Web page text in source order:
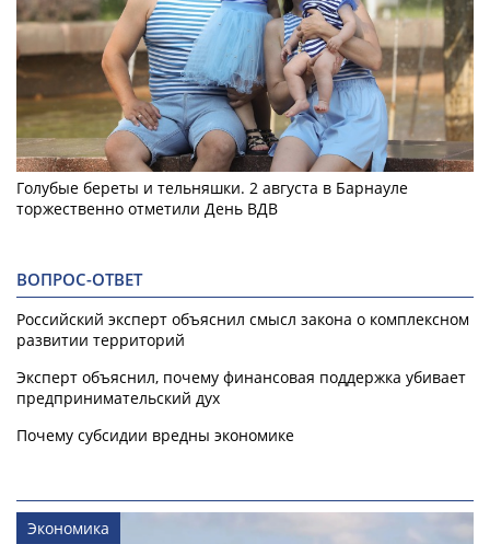
Голубые береты и тельняшки. 2 августа в Барнауле
торжественно отметили День ВДВ
ВОПРОС-ОТВЕТ
Российский эксперт объяснил смысл закона о комплексном
развитии территорий
Эксперт объяснил, почему финансовая поддержка убивает
предпринимательский дух
Почему субсидии вредны экономике
Экономика